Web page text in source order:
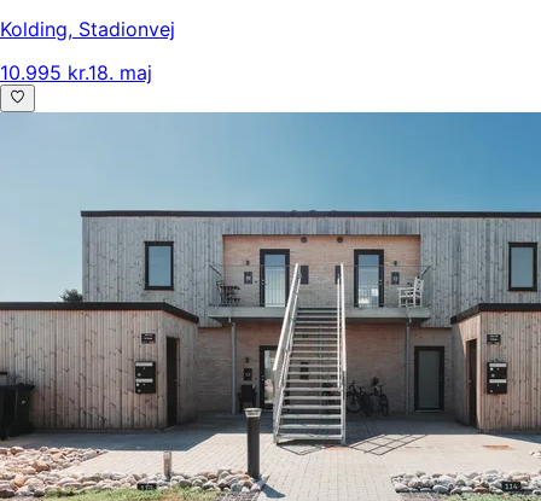
Kolding, Stadionvej
10.995 kr.18. maj